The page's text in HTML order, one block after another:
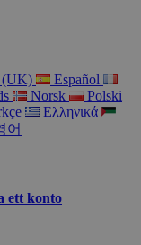
(UK)
Español
Norsk
Polski
Ελληνικά
어
ett konto